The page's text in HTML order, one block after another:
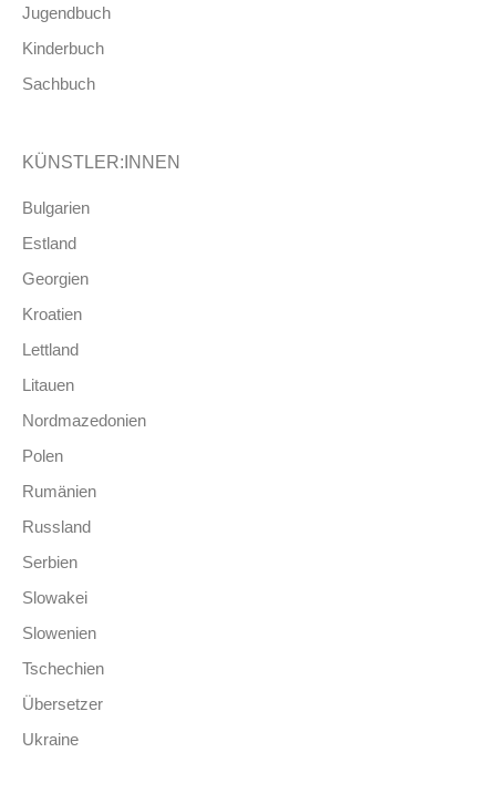
Jugendbuch
Kinderbuch
Sachbuch
KÜNSTLER:INNEN
Bulgarien
Estland
Georgien
Kroatien
Lettland
Litauen
Nordmazedonien
Polen
Rumänien
Russland
Serbien
Slowakei
Slowenien
Tschechien
Übersetzer
Ukraine